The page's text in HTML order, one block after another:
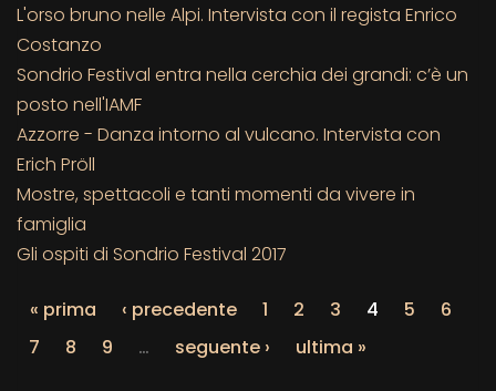
L'orso bruno nelle Alpi. Intervista con il regista Enrico
Costanzo
Sondrio Festival entra nella cerchia dei grandi: c’è un
posto nell'IAMF
Azzorre - Danza intorno al vulcano. Intervista con
Erich Pröll
Mostre, spettacoli e tanti momenti da vivere in
famiglia
Gli ospiti di Sondrio Festival 2017
« prima ‹ precedente 1 2 3 4 5
6
7
8 9 … seguente › ultima »